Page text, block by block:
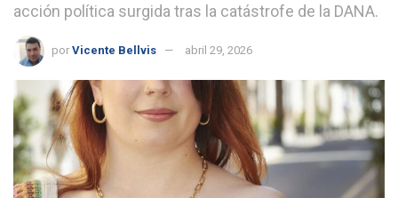
acción política surgida tras la catástrofe de la DANA.
por Vicente Bellvis abril 29, 2026